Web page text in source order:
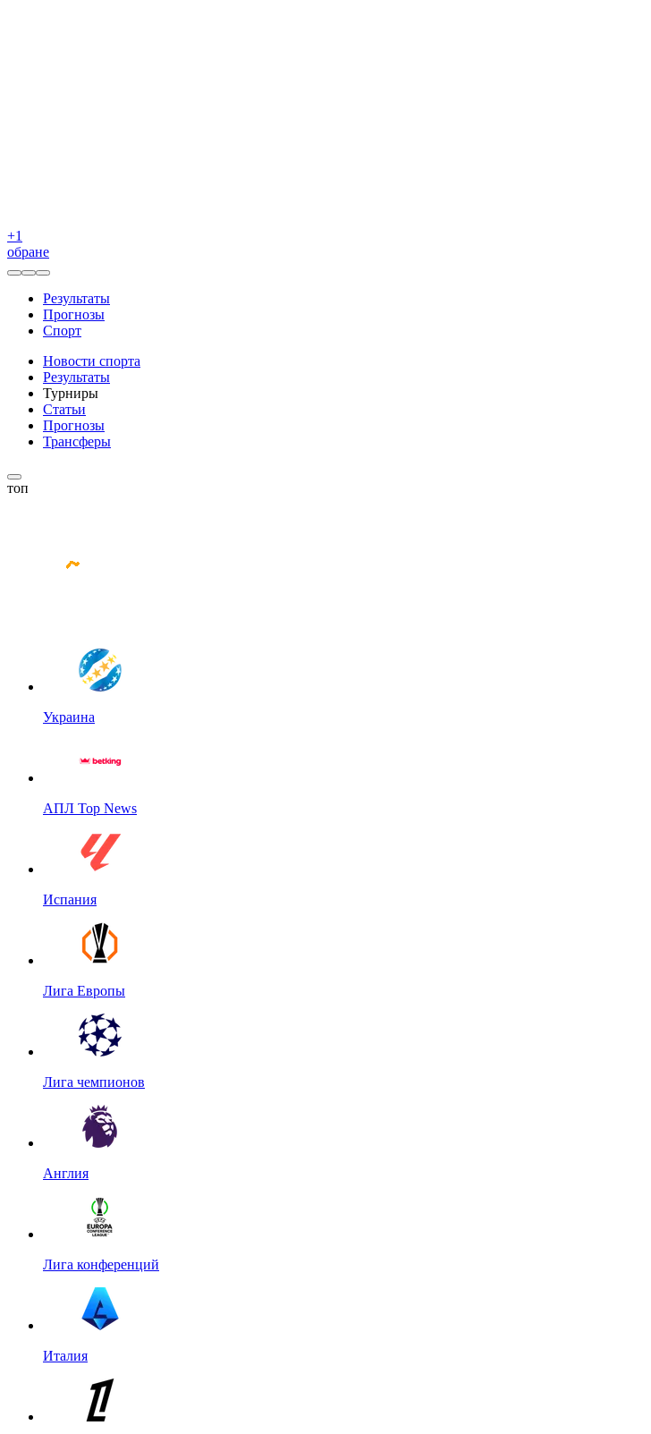
+1
обране
Результаты
Прогнозы
Спорт
Новости спорта
Результаты
Турниры
Статьи
Прогнозы
Трансферы
топ
Украина
АПЛ Top News
Испания
Лига Европы
Лига чемпионов
Англия
Лига конференций
Италия